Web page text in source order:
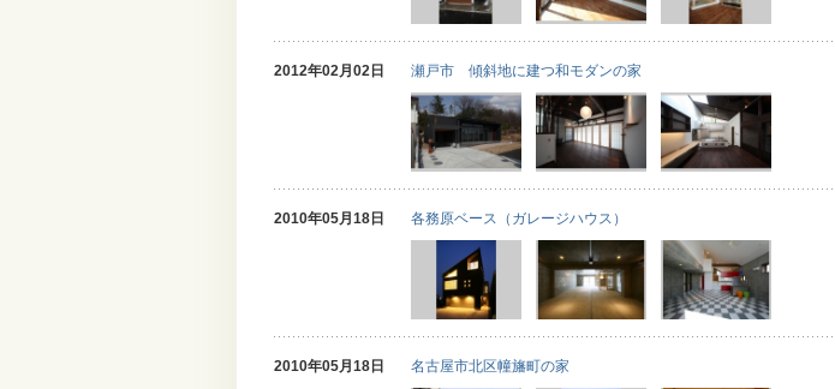
2012年02月02日 瀬戸市 傾斜地に建つ和モダンの家
2010年05月18日 各務原ベース（ガレージハウス）
2010年05月18日 名古屋市北区幢旛町の家